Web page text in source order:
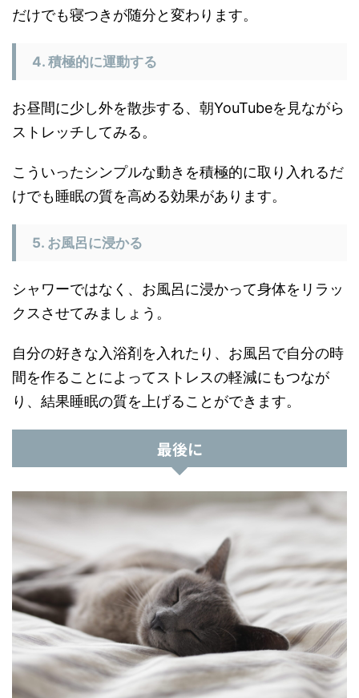
だけでも寝つきが随分と変わります。
4. 積極的に運動する
お昼間に少し外を散歩する、朝YouTubeを見ながら
ストレッチしてみる。
こういったシンプルな動きを積極的に取り入れるだ
けでも睡眠の質を高める効果があります。
5. お風呂に浸かる
シャワーではなく、お風呂に浸かって身体をリラッ
クスさせてみましょう。
自分の好きな入浴剤を入れたり、お風呂で自分の時
間を作ることによってストレスの軽減にもつなが
り、結果睡眠の質を上げることができます。
最後に